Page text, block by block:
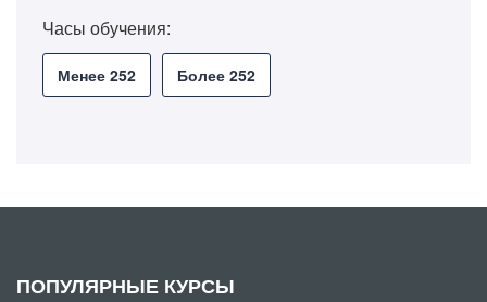
Часы обучения:
Менее 252 Более 252
ПОПУЛЯРНЫЕ КУРСЫ